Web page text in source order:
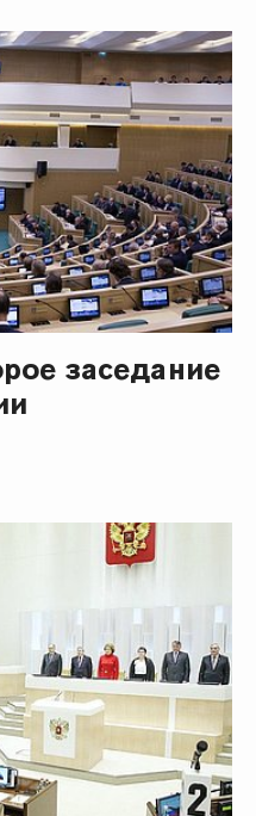
заседание